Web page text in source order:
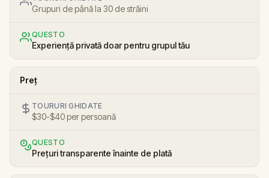
Grupuri de până la 30 de străini
QUESTO
Experiență privată doar pentru grupul tău
Preț
TOURURI GHIDATE
$30-$40 per persoană
QUESTO
Prețuri transparente înainte de plată